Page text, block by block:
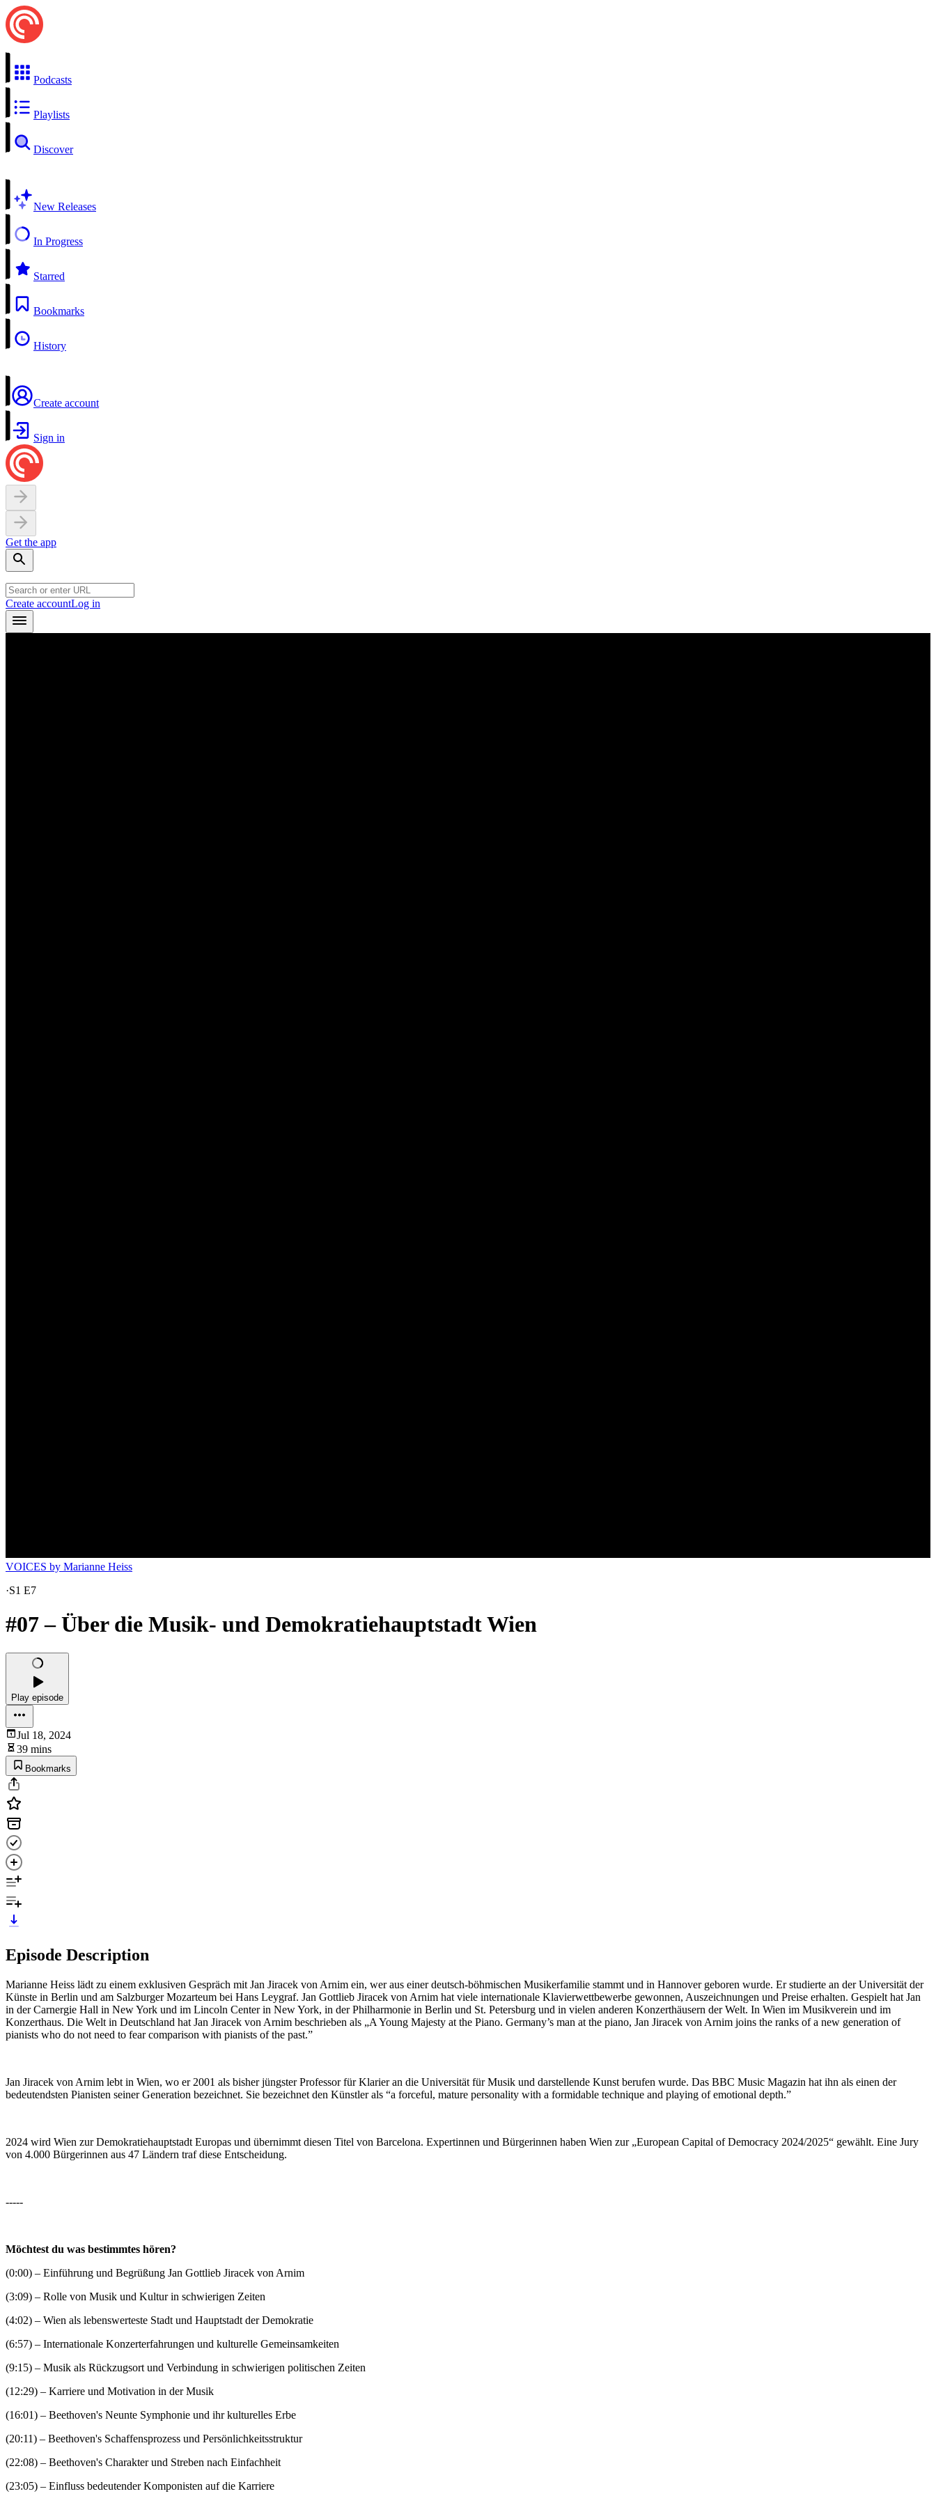
Podcasts
Playlists
Discover
New Releases
In Progress
Starred
Bookmarks
History
Create account
Sign in
Get the app
Create accountLog in
VOICES by Marianne Heiss
·S1 E7
#07 – Über die Musik- und Demokratiehauptstadt Wien
Play episode
Jul 18, 2024
39 mins
Bookmarks
Episode Description
Marianne Heiss lädt zu einem exklusiven Gespräch mit Jan Jiracek von Arnim ein, wer aus einer deutsch-böhmischen Musikerfamilie stammt und in Hannover geboren wurde. Er studierte an der Universität der
Künste in Berlin und am Salzburger Mozarteum bei Hans Leygraf. Jan Gottlieb Jiracek von Arnim hat viele internationale Klavierwettbewerbe gewonnen, Auszeichnungen und Preise erhalten. Gespielt hat Jan
in der Carnergie Hall in New York und im Lincoln Center in New York, in der Philharmonie in Berlin und St. Petersburg und in vielen anderen Konzerthäusern der Welt. In Wien im Musikverein und im
Konzerthaus. Die Welt in Deutschland hat Jan Jiracek von Arnim beschrieben als „A Young Majesty at the Piano. Germany’s man at the piano, Jan Jiracek von Arnim joins the ranks of a new generation of
pianists who do not need to fear comparison with pianists of the past.”
Jan Jiracek von Arnim lebt in Wien, wo er 2001 als bisher jüngster Professor für Klarier an die Universität für Musik und darstellende Kunst berufen wurde. Das BBC Music Magazin hat ihn als einen der
bedeutendsten Pianisten seiner Generation bezeichnet. Sie bezeichnet den Künstler als “a forceful, mature personality with a formidable technique and playing of emotional depth.”
2024 wird Wien zur Demokratiehauptstadt Europas und übernimmt diesen Titel von Barcelona. Expertinnen und Bürgerinnen haben Wien zur „European Capital of Democracy 2024/2025“ gewählt. Eine Jury
von 4.000 Bürgerinnen aus 47 Ländern traf diese Entscheidung.
-----
Möchtest du was bestimmtes hören?
(0:00) – Einführung und Begrüßung Jan Gottlieb Jiracek von Arnim
(3:09) – Rolle von Musik und Kultur in schwierigen Zeiten
(4:02) – Wien als lebenswerteste Stadt und Hauptstadt der Demokratie
(6:57) – Internationale Konzerterfahrungen und kulturelle Gemeinsamkeiten
(9:15) – Musik als Rückzugsort und Verbindung in schwierigen politischen Zeiten
(12:29) – Karriere und Motivation in der Musik
(16:01) – Beethoven's Neunte Symphonie und ihr kulturelles Erbe
(20:11) – Beethoven's Schaffensprozess und Persönlichkeitsstruktur
(22:08) – Beethoven's Charakter und Streben nach Einfachheit
(23:05) – Einfluss bedeutender Komponisten auf die Karriere